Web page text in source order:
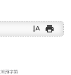
text_rotate_vertical print
預字第